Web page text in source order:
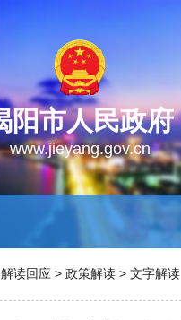
阳市人民政府
www.jieyang.gov.cn
解读回应 > 政策解读 > 文字解读